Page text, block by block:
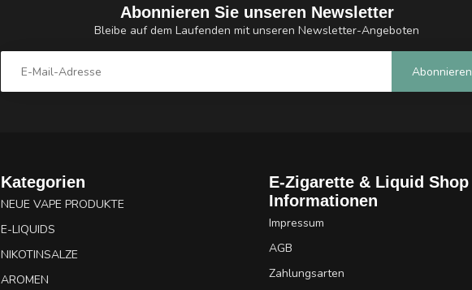
Abonnieren Sie unseren Newsletter
Bleibe auf dem Laufenden mit unseren Newsletter-Angeboten
Abonnieren
Kategorien
NEUE VAPE PRODUKTE
E-LIQUIDS
NIKOTINSALZE
AROMEN
E-Zigarette & Liquid Shop
Informationen
Impressum
AGB
Zahlungsarten